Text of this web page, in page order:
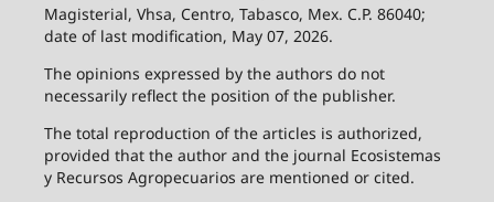
Magisterial, Vhsa, Centro, Tabasco, Mex. C.P. 86040;
date of last modification, May 07, 2026.
The opinions expressed by the authors do not
necessarily reflect the position of the publisher.
The total reproduction of the articles is authorized,
provided that the author and the journal Ecosistemas
y Recursos Agropecuarios are mentioned or cited.